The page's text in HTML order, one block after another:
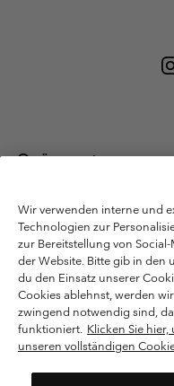
Österreich
Columbia Sportswear
Bergheim, Salzburg Österreich.
Nutzungsbedingungen
Datenschutzerklärung
Bestimmungen und
Nutzungsbedingungen Für
Cookies
Wir verwenden interne und
Technologien zur
zur Bereitstellung von
der Website. Bitte gib in
du den Einsatz unserer
Cookies ablehnst, werden
zwingend notwendig sind,
funktioniert. Klicken Sie
unseren vollständigen
Bitte wählen Sie